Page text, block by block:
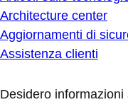
Architecture center
Aggiornamenti di
Assistenza clienti
Desidero informazioni